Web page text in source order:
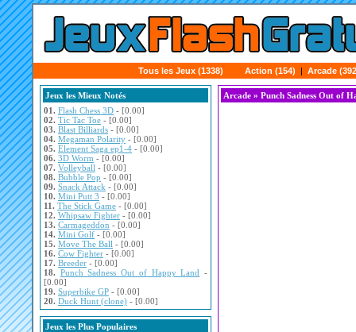
Tous les Jeux (1338) Action (154) | Arcade
Jeux les Mieux Notés
01. Flash Chess 3D - [0.00]
02. Tic Tac Toe - [0.00]
03. Blast Billiards - [0.00]
04. Megaman Polarity - [0.00]
05. Element Saga ep1-4 - [0.00]
06. 3D Worm - [0.00]
07. Volleyball - [0.00]
08. Bubble Pop - [0.00]
09. Snack Attack - [0.00]
10. Mini Putt 3 - [0.00]
11. The Stick Game - [0.00]
12. Whipsaw Fighter - [0.00]
13. Carmageddon - [0.00]
14. Mini Golf - [0.00]
15. Move The Ball - [0.00]
16. Cow Fighter - [0.00]
17. Breeder - [0.00]
18. Punch Sadness Out of Happy Land -
[0.00]
19. Superbike GP - [0.00]
20. Duck Hunt (clone) - [0.00]
Jeux les Plus Populaires
Arcade » Punch Sadness Out of